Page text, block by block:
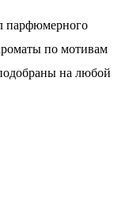
парфюмерного
по мотивам
на любой